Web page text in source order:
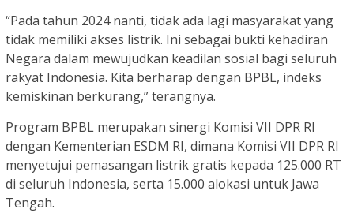
“Pada tahun 2024 nanti, tidak ada lagi masyarakat yang
tidak memiliki akses listrik. Ini sebagai bukti kehadiran
Negara dalam mewujudkan keadilan sosial bagi seluruh
rakyat Indonesia. Kita berharap dengan BPBL, indeks
kemiskinan berkurang,” terangnya.
Program BPBL merupakan sinergi Komisi VII DPR RI
dengan Kementerian ESDM RI, dimana Komisi VII DPR RI
menyetujui pemasangan listrik gratis kepada 125.000 RT
di seluruh Indonesia, serta 15.000 alokasi untuk Jawa
Tengah.